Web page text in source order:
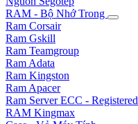
RAM - Bộ Nhớ Trong
Ram Corsair
Ram Gskill
Ram Teamgroup
Ram Adata
Ram Kingston
Ram Apacer
Ram Server ECC - Registered
RAM Kingmax